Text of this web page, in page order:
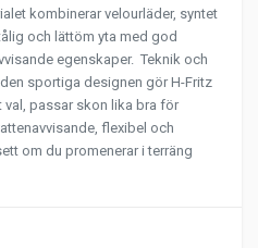
kombinerar velourläder, syntet
och lättöm yta med god
egenskaper. Teknik och
sportiga designen gör H-Fritz
passar skon lika bra för
flexibel och
om du promenerar i terräng